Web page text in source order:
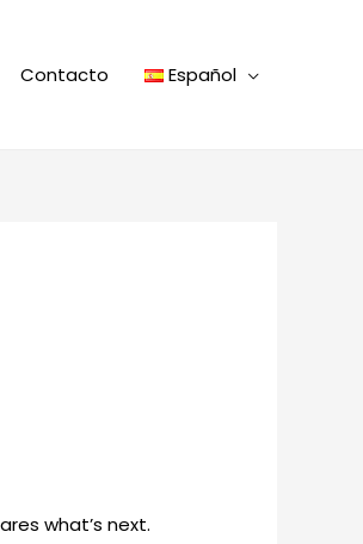
Contacto Español
what’s next.